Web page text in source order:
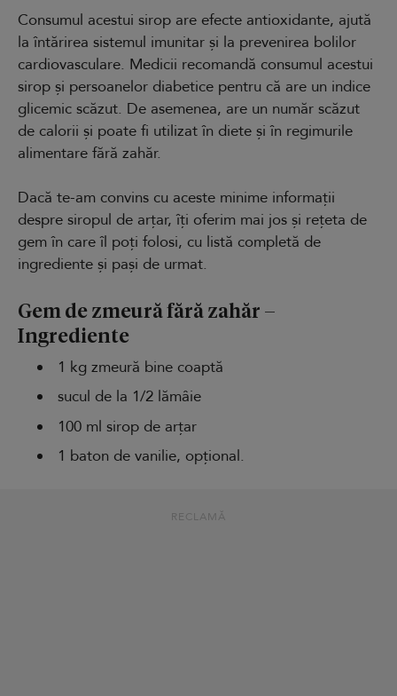
Consumul acestui sirop are efecte antioxidante, ajută
la întărirea sistemul imunitar și la prevenirea bolilor
cardiovasculare. Medicii recomandă consumul acestui
sirop și persoanelor diabetice pentru că are un indice
glicemic scăzut. De asemenea, are un număr scăzut
de calorii și poate fi utilizat în diete și în regimurile
alimentare fără zahăr.
Dacă te-am convins cu aceste minime informații
despre siropul de arțar, îți oferim mai jos și rețeta de
gem în care îl poți folosi, cu listă completă de
ingrediente și pași de urmat.
Gem de zmeură fără zahăr –
Ingrediente
1 kg zmeură bine coaptă
sucul de la 1/2 lămâie
100 ml sirop de arțar
1 baton de vanilie, opțional.
RECLAMĂ